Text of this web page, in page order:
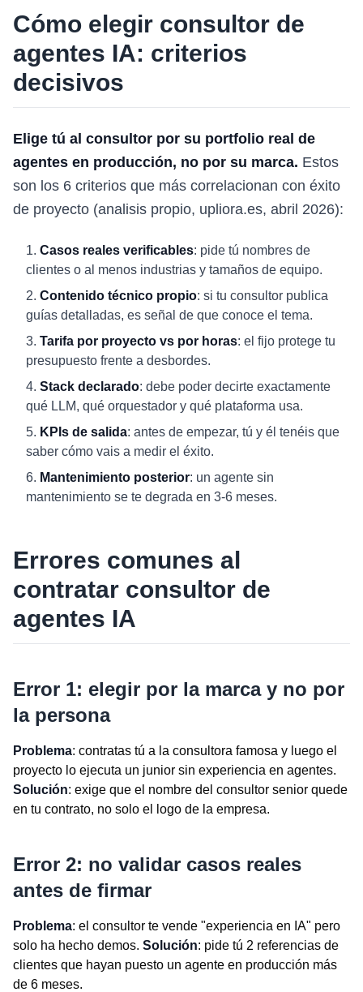
Cómo elegir consultor de
agentes IA: criterios
decisivos
Elige tú al consultor por su portfolio real de
agentes en producción, no por su marca. Estos
son los 6 criterios que más correlacionan con éxito
de proyecto (analisis propio, upliora.es, abril 2026):
Casos reales verificables: pide tú nombres de
clientes o al menos industrias y tamaños de equipo.
Contenido técnico propio: si tu consultor publica
guías detalladas, es señal de que conoce el tema.
Tarifa por proyecto vs por horas: el fijo protege tu
presupuesto frente a desbordes.
Stack declarado: debe poder decirte exactamente
qué LLM, qué orquestador y qué plataforma usa.
KPIs de salida: antes de empezar, tú y él tenéis que
saber cómo vais a medir el éxito.
Mantenimiento posterior: un agente sin
mantenimiento se te degrada en 3-6 meses.
Errores comunes al
contratar consultor de
agentes IA
Error 1: elegir por la marca y no por
la persona
Problema: contratas tú a la consultora famosa y luego el
proyecto lo ejecuta un junior sin experiencia en agentes.
Solución: exige que el nombre del consultor senior quede
en tu contrato, no solo el logo de la empresa.
Error 2: no validar casos reales
antes de firmar
Problema: el consultor te vende "experiencia en IA" pero
solo ha hecho demos. Solución: pide tú 2 referencias de
clientes que hayan puesto un agente en producción más
de 6 meses.